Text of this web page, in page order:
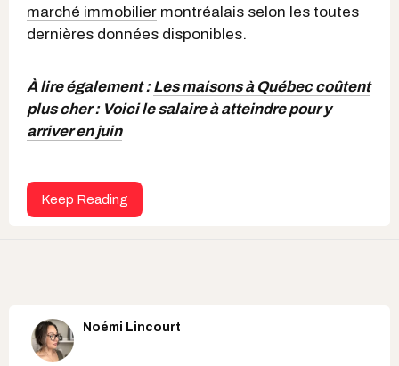
marché immobilier montréalais selon les toutes
dernières données disponibles.
À lire également :Les maisons à Québec coûtent
plus cher : Voici le salaire à atteindre pour y
arriver en juin
Keep Reading
Noémi Lincourt